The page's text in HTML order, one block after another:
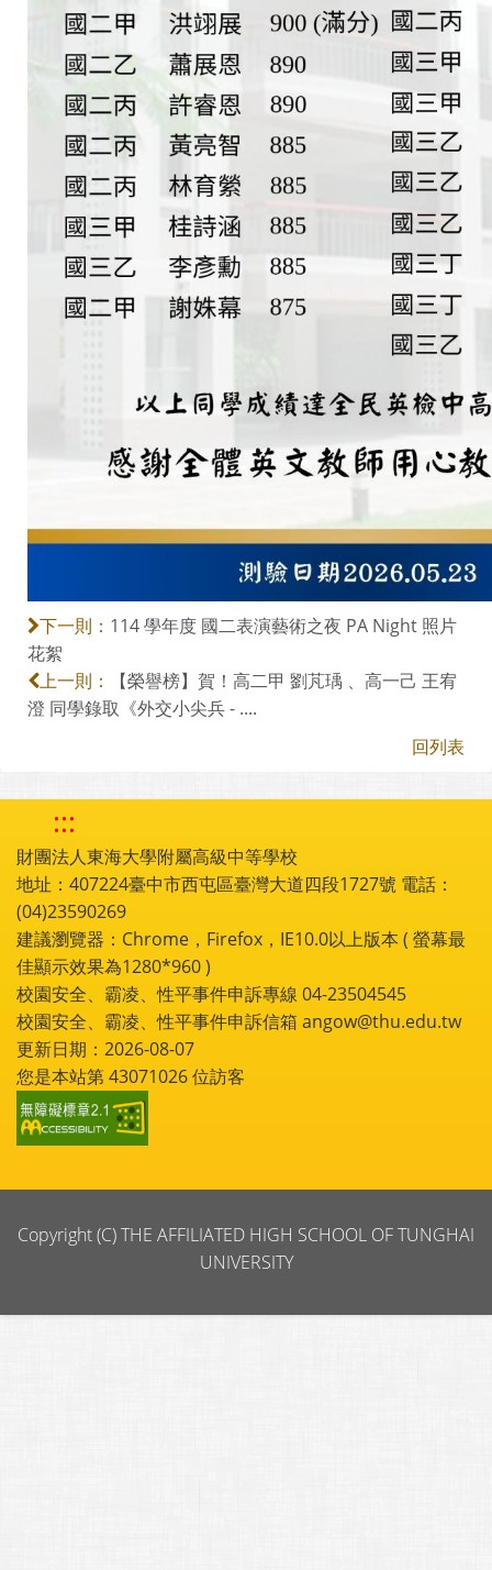
下一則： 114 學年度 國二表演藝術之夜 PA Night 照片
花絮
上一則：
【榮譽榜】賀！高二甲 劉芃瑀 、高一己 王宥
澄 同學錄取《外交小尖兵 - ....
回列表
:::
財團法人東海大學附屬高級中等學校
地址：407224臺中市西屯區臺灣大道四段1727號 電話：
(04)23590269
建議瀏覽器：Chrome，Firefox，IE10.0以上版本 ( 螢幕最
佳顯示效果為1280*960 )
校園安全、霸凌、性平事件申訴專線 04-23504545
校園安全、霸凌、性平事件申訴信箱 angow@thu.edu.tw
更新日期：2026-08-07
您是本站第43071026位訪客
Copyright (C) THE AFFILIATED HIGH SCHOOL OF TUNGHAI
UNIVERSITY